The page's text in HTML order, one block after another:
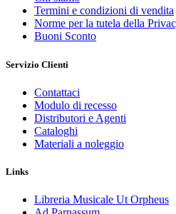
Termini e condizioni di vendita
Norme per la tutela della
Buoni Sconto
Servizio Clienti
Contattaci
Modulo di recesso
Distributori e Agenti
Cataloghi
Materiali a noleggio
Links
Libreria Musicale Ut Orpheus